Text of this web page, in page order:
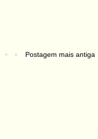
Postagem mais antiga